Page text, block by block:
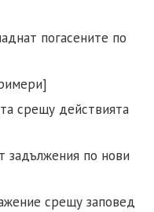
погасените по
срещу действията
задължения по нови
срещу заповед